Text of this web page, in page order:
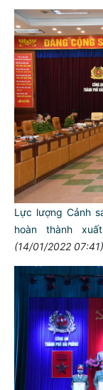
Lực lượng Cảnh
hoàn thành
(14/01/2022 07:41)